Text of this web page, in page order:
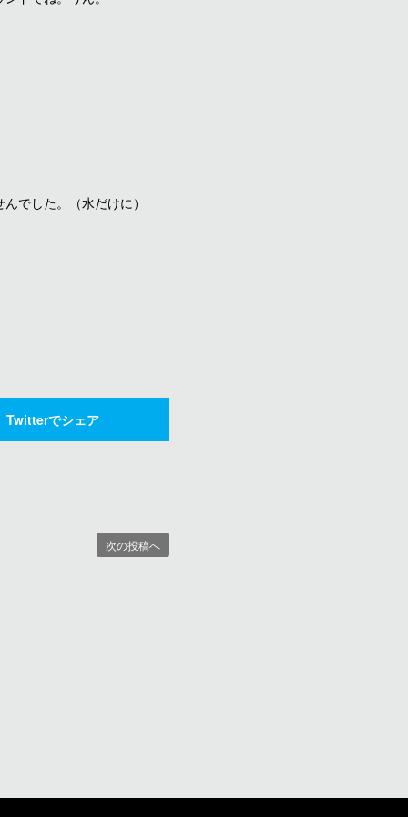
でした。（水だけに）
Twitterでシェア
次の投稿へ